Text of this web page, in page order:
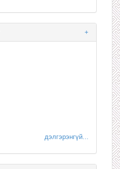
+
дэлгэрэнгүй...